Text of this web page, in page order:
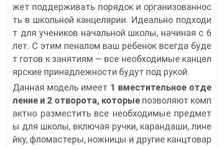
жет поддерживать порядок и организованнос
ть в школьной канцелярии. Идеально подходи
т для учеников начальной школы, начиная с 6
лет. С этим пеналом ваш ребенок всегда буде
т готов к занятиям — все необходимые канцел
ярские принадлежности будут под рукой.
Данная модель имеет 1 вместительное отде
ление и 2 отворота, которыепозволяют комп
актно разместить все необходимые предмет
ы для школы, включая ручки, карандаши, лине
йку, фломастеры, ножницы и другие канцтовар